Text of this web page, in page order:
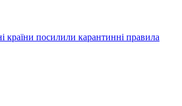
країни посилили карантинні правила